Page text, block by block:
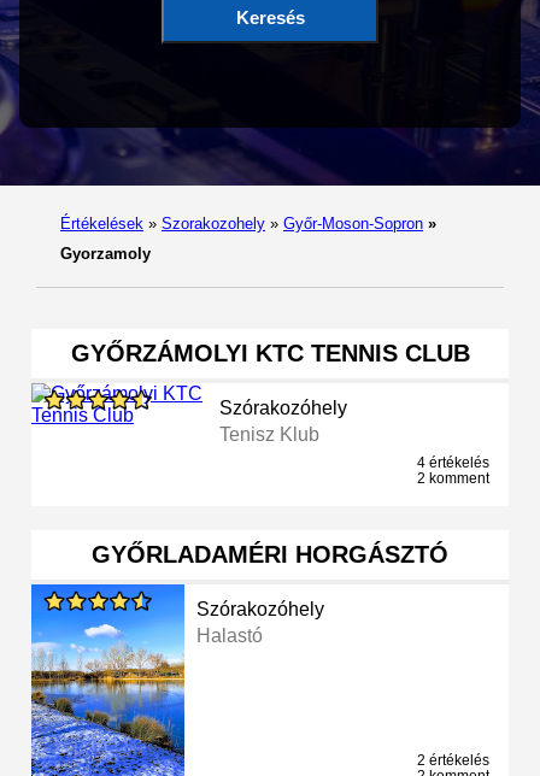
Keresés
Értékelések » Szorakozohely » Győr-Moson-Sopron »
Gyorzamoly
GYŐRZÁMOLYI KTC TENNIS CLUB
Szórakozóhely
Tenisz Klub
4 értékelés
2 komment
GYŐRLADAMÉRI HORGÁSZTÓ
Szórakozóhely
Halastó
2 értékelés